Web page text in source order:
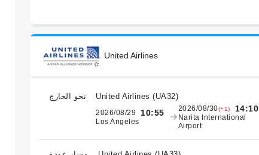
United Airlines
نحو الخارج United Airlines (UA32)
2026/08/29 10:55
Los Angeles
2026/08/30(+1) 14:10
Narita International
Airport